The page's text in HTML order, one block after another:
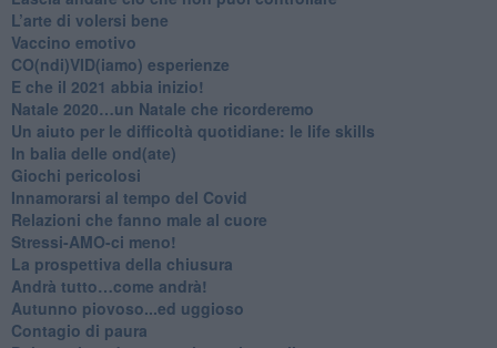
L’arte di volersi bene
​Vaccino emotivo
CO(ndi)VID(iamo) esperienze
​E che il 2021 abbia inizio!
​Natale 2020…un Natale che ricorderemo
Un aiuto per le difficoltà quotidiane: le life skills
​In balia delle ond(ate)
Giochi pericolosi
Innamorarsi al tempo del Covid
​Relazioni che fanno male al cuore
​Stressi-AMO-ci meno!
​La prospettiva della chiusura
​Andrà tutto…come andrà!
Autunno piovoso...ed uggioso
​Contagio di paura